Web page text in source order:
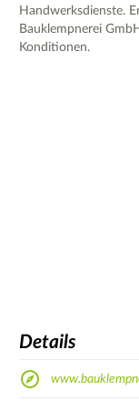
Handwerksdienste.
Bauklempnerei
Konditionen.
Details